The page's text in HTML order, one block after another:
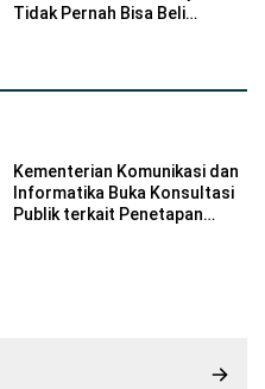
Tidak Pernah Bisa Beli
Kementerian Komunikasi dan
Informatika Buka Konsultasi
Publik terkait Penetapan